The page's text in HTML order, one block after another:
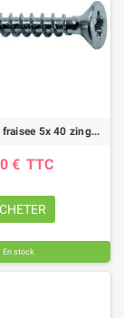
Vis agglo tete fraisee 5x 40 zingue (boite de 200)
€ TTC
En stock